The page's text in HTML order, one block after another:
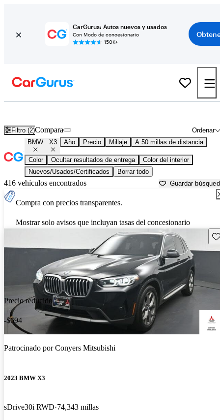
CarGurus: Autos nuevos y usados
Con Modo de concesionario
150K+
Filtro (2) Ordenar
Compara
BMW X3 Año Precio Millaje A 50 millas de distancia
Color Ocultar resultados de entrega
Color del interior
Nuevos/Usados/Certificados
Borrar todo
416 vehículos encontrados Guardar
Compra con precios transparentes.
Mostrar solo avisos que incluyan tasas del concesionario
Precio reducido
-$694
Patrocinado porConyers Mitsubishi
2023 BMW X3
sDrive30i RWD 74,343 millas